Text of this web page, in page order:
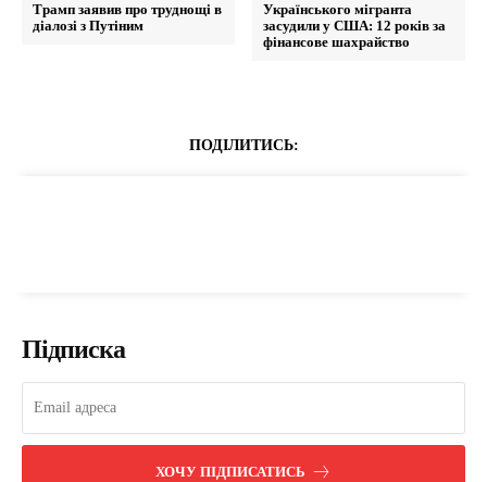
Трамп заявив про труднощі в
діалозі з Путіним
Українського мігранта
засудили у США: 12 років за
фінансове шахрайство
ПОДІЛИТИСЬ:
Підписка
ХОЧУ ПІДПИСАТИСЬ